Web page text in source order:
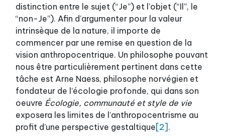
distinction entre le sujet (“Je”) et l’objet (“Il”, le
“non-Je”). Afin d’argumenter pour la valeur
intrinsèque de la nature, il importe de
commencer par une remise en question de la
vision anthropocentrique. Un philosophe pouvant
nous être particulièrement pertinent dans cette
tâche est Arne Naess, philosophe norvégien et
fondateur de l’écologie profonde, qui dans son
oeuvre Écologie, communauté et style de vie
exposera les limites de l’anthropocentrisme au
profit d’une perspective gestaltique[2] .